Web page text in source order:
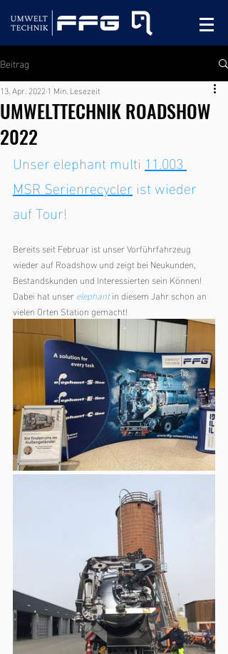
Beitrag
UMWELTTECHNIK ROADSHOW
2022
13. Apr. 20221 Min. Lesezeit
Unser elephant multi 11.003
MSR Serienrecycler ist wieder
auf Tour!
Bereits seit Februar ist unser Vorführfahrzeug
wieder auf Roadshow und zeigt bei Neukunden,
Bestandskunden und Interessierten sein Können!
Dabei hat unser elephantin diesem Jahr schon an
vielen Orten Station gemacht!